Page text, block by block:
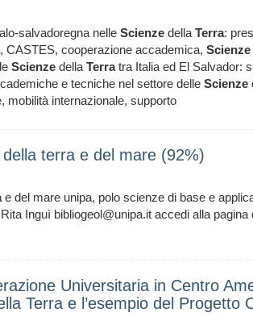
salvadoregna nelle Scienze della Terra:
CASTES, cooperazione accademica, Scienze
Scienze della Terratra Italia ed El Salvador:
e tecniche nel settore delle Scienze
mobilità internazionale, supporto
terra e del mare (92%)
e del mare unipa, polo scienze di base e
Inguì bibliogeol@unipa.it accedi alla
Universitaria in Centro
Terra e l’esempio del Progetto